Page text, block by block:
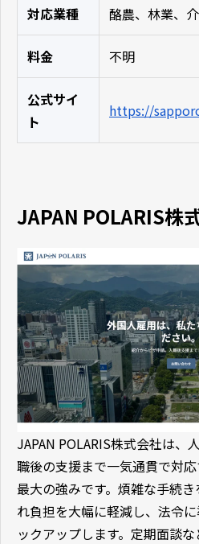
対応業種 酪農、林業、
料金 不明
公式サイ
ト
https://
JAPAN POLARIS株
JAPAN POLARIS株式会社は、
職後の支援まで一気通貫で対
最大の強みです。煩雑な手続
れ負担を大幅に軽減し、法令
ックアップします。定期面談